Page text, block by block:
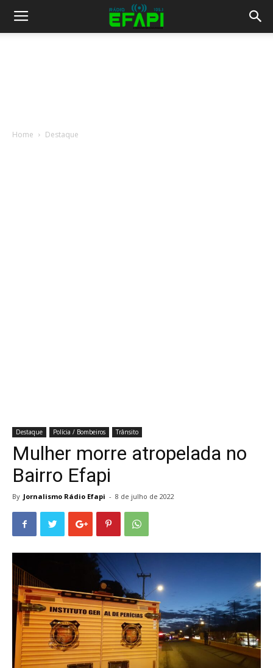
Home Destaque
Destaque Polícia / Bombeiros Trânsito
Mulher morre atropelada no
Bairro Efapi
By Jornalismo Rádio Efapi - 8 de julho de 2022